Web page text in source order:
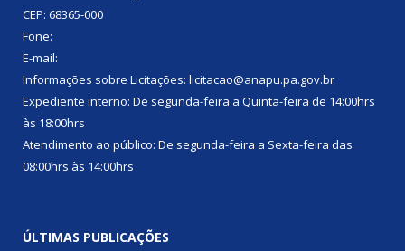
CEP: 68365-000
Fone:
E-mail:
Informações sobre Licitações: licitacao@anapu.pa.gov.br
Expediente interno: De segunda-feira a Quinta-feira de 14:00hrs
às 18:00hrs
Atendimento ao público: De segunda-feira a Sexta-feira das
08:00hrs às 14:00hrs
ÚLTIMAS PUBLICAÇÕES